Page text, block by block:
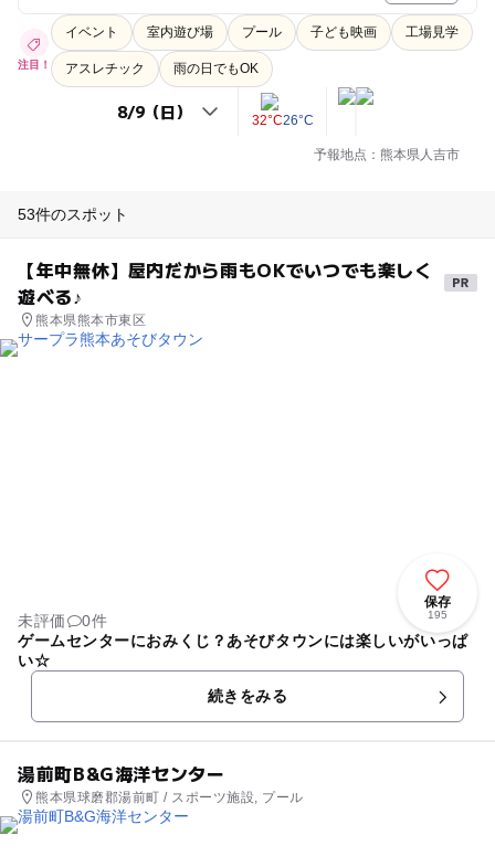
注目！
イベント 室内遊び場 プール 子ども映画 工場見学
アスレチック 雨の日でもOK
32°C26°C
予報地点：熊本県人吉市
53件のスポット
【年中無休】屋内だから雨もOKでいつでも楽しく
遊べる♪
熊本県熊本市東区
保存
195
未評価
0件
ゲームセンターにおみくじ？あそびタウンには楽しいがいっぱ
い☆
続きをみる
湯前町B&G海洋センター
熊本県球磨郡湯前町 / スポーツ施設, プール